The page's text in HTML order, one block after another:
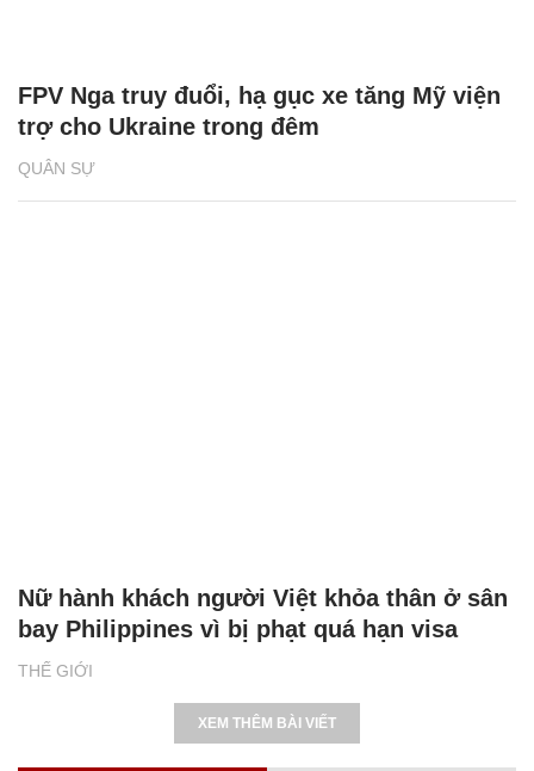
QUÂN SỰ
FPV Nga truy đuổi, hạ gục xe tăng Mỹ viện
trợ cho Ukraine trong đêm
THẾ GIỚI
Nữ hành khách người Việt khỏa thân ở sân
bay Philippines vì bị phạt quá hạn visa
XEM THÊM BÀI VIẾT